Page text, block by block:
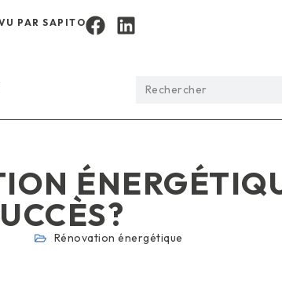
PAR SAPITO
Rénovation énergétique